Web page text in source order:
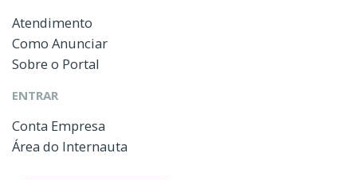
Atendimento
Como Anunciar
Sobre o Portal
ENTRAR
Conta Empresa
Área do Internauta